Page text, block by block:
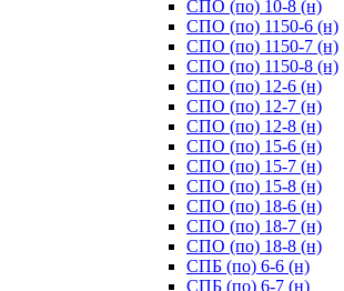
СПО (по) 10-8 (н)
СПО (по) 1150-6 (н)
СПО (по) 1150-7 (н)
СПО (по) 1150-8 (н)
СПО (по) 12-6 (н)
СПО (по) 12-7 (н)
СПО (по) 12-8 (н)
СПО (по) 15-6 (н)
СПО (по) 15-7 (н)
СПО (по) 15-8 (н)
СПО (по) 18-6 (н)
СПО (по) 18-7 (н)
СПО (по) 18-8 (н)
СПБ (по) 6-6 (н)
СПБ (по) 6-7 (н)